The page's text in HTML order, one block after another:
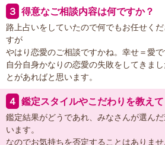
３ 得意なご相談内容は何ですか？
路上占いをしていたので何でもお任せく
すが
やはり恋愛のご相談ですかね。幸せ＝愛で
自分自身かなりの恋愛の失敗をしてきま
とがあればと思います。
４ 鑑定スタイルやこだわりを教えて
鑑定結果がどうであれ、みなさんが選ん
います。
なのでお気持ちを否定することはありませ